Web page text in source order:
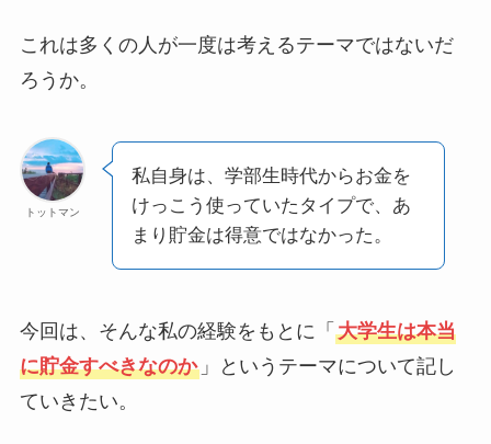
これは多くの人が一度は考えるテーマではないだ
ろうか。
トットマン
私自身は、学部生時代からお金を
けっこう使っていたタイプで、あ
まり貯金は得意ではなかった。
今回は、そんな私の経験をもとに「 大学生は本当
に貯金すべきなのか」というテーマについて記し
ていきたい。